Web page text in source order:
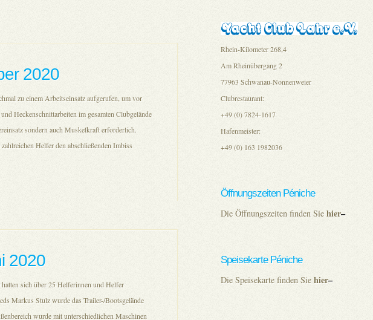
2020
zu einem Arbeitseinsatz aufgerufen, um vor
Heckenschnittarbeiten im gesamten Clubgelände
sondern auch Muskelkraft erforderlich.
Helfer den abschließenden Imbiss
2020
sich über 25 Helferinnen und Helfer
Markus Stulz wurde das Trailer-/Bootsgelände
wurde mit unterschiedlichen Maschinen
Rhein-Kilometer 268,4
Am Rheinübergang 2
77963 Schwanau-Nonnenweier
Clubrestaurant:
+49 (0) 7824-1617
Hafenmeister:
+49 (0) 163 1982036
Öffnungszeiten Péniche
Die Öffnungszeiten finden Sie hier–
Speisekarte Péniche
Die Speisekarte finden Sie hier–